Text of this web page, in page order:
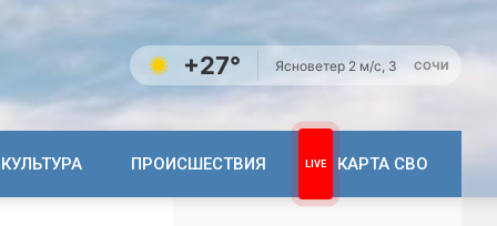
+27° Ясноветер 2 м/с, З СОЧИ
КУЛЬТУРА ПРОИСШЕСТВИЯ КАРТА СВО